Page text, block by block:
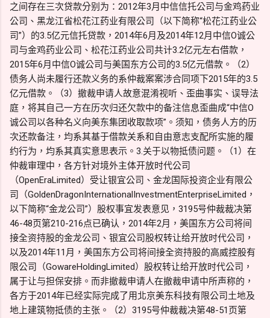
之间存在三次贷款分别为：2012年3月中信信托公司与金鸡药业
公司、黑龙江省松花江药业有限公司（以下简称“松花江药业公
司”）的3.5亿元信托贷款，2014年6月及2014年12月中信O诚公
司与金鸡药业公司、松花江药业公司共计3.2亿元左右借款，
2015年6月中信O诚公司与美国东方公司的3.5亿元借款。（2）
债务人尚未履行还款义务的系仲裁案案涉合同项下2015年的3.5
亿元借款。（3）撤裁申请人故意混淆视听、歪曲事实、误导法
庭，将其自己一方在历次归还欠款中的备注信息歪曲成“中信O
诚公司以各种名义向美东集团收取款项”。须知，债务人方的历
次还款备注，均系其基于借款关系和自由意志支配所实施的履
约行为，均系其真实意思表示。3.关于以物抵债问题。（1）在
仲裁审理中，各方针对境外主体开放时代公司
（OpenEraLimited）受让银宜公司、金龙国际投资企业有限公
司（GoldenDragonInternationalInvestmentEnterpriseLimited，
以下简称“金龙公司”）股权事宜发表意见，3195号仲裁裁决第
46-48页第210-216点已确认，2014年2月，美国东方公司将间
接全资持股的金龙公司、银宜公司股权转让给开放时代公司，
以及2014年11月，美国东方公司将间接全资持股的高威控股有
限公司（GowareHoldingLimited）股权转让给开放时代公司，
属于让与担保安排。而非撤裁申请人在撤裁申请中所声称的，
各方于2014年已经实际完成了用北京美东科技有限公司土地及
地上建筑物抵债的主张。（2）3195号仲裁裁决第48-51页第